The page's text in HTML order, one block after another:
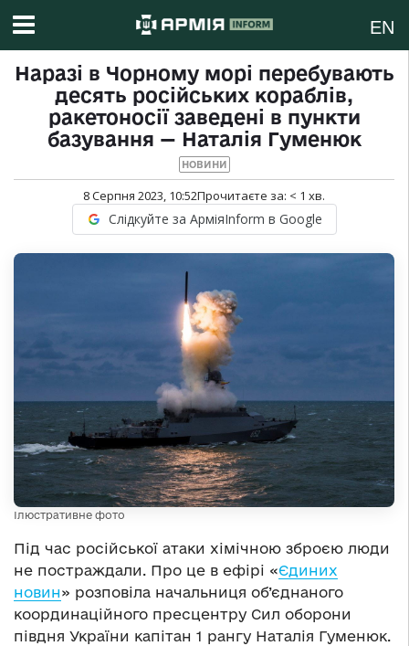
EN
Наразі в Чорному морі перебувають
десять російських кораблів,
ракетоносії заведені в пункти
базування — Наталія Гуменюк
НОВИНИ
8 Серпня 2023, 10:52Прочитаєте за: < 1 хв.
Слідкуйте за АрміяInform в Google
Ілюстративне фото
Під час російської атаки хімічною зброєю люди
не постраждали. Про це в ефірі «Єдиних
новин» розповіла начальниця об’єднаного
координаційного пресцентру Сил оборони
півдня України капітан 1 рангу Наталія Гуменюк.